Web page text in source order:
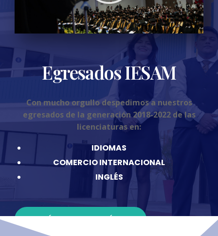
Egresados IESAM
Con mucho orgullo despedimos a nuestros
egresados de la generación 2018-2022 de las
licenciaturas en:
IDIOMAS
COMERCIO INTERNACIONAL
INGLÉS
MÁS INFORMACIÓN